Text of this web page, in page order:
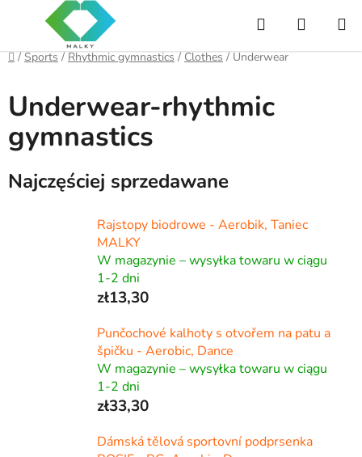
Szukaj
Home
/ Sports / Rhythmic gymnastics / Clothes / Underwear
Underwear-rhythmic
gymnastics
Najczęściej sprzedawane
Rajstopy biodrowe - Aerobik, Taniec
MALKY
W magazynie – wysyłka towaru w ciągu
1-2 dni
zł13,30
Punčochové kalhoty s otvořem na patu a
špičku - Aerobic, Dance
W magazynie – wysyłka towaru w ciągu
1-2 dni
zł33,30
Dámská tělová sportovní podprsenka